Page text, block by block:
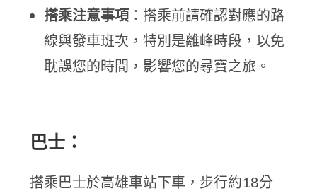
搭乘注意事項 ：搭乘前請確認對應的路
線與發車班次，特別是離峰時段，以免
耽誤您的時間，影響您的尋寶之旅。
巴士：
搭乘巴士於高雄車站下車，步行約18分